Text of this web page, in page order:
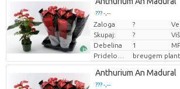
??? -,--
Cena za kos
Zaloga ?
Skupaj:
?
Debelina
1
breugem
Anthurium An Madural
??? -,--